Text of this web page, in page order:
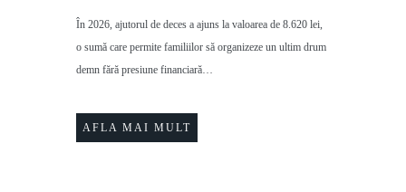
În 2026, ajutorul de deces a ajuns la valoarea de 8.620 lei,
o sumă care permite familiilor să organizeze un ultim drum
demn fără presiune financiară…
AFLA MAI MULT